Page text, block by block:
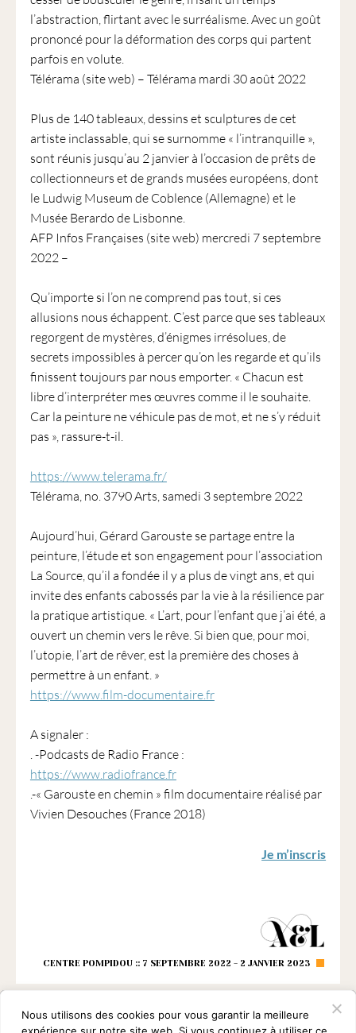
l’abstraction, flirtant avec le surréalisme. Avec un goût
prononcé pour la déformation des corps qui partent
parfois en volute.
Télérama (site web) – Télérama mardi 30 août 2022
Plus de 140 tableaux, dessins et sculptures de cet
artiste inclassable, qui se surnomme « l’intranquille »,
sont réunis jusqu’au 2 janvier à l’occasion de prêts de
collectionneurs et de grands musées européens, dont
le Ludwig Museum de Coblence (Allemagne) et le
Musée Berardo de Lisbonne.
AFP Infos Françaises (site web) mercredi 7 septembre
2022 –
Qu’importe si l’on ne comprend pas tout, si ces
allusions nous échappent. C’est parce que ses tableaux
regorgent de mystères, d’énigmes irrésolues, de
secrets impossibles à percer qu’on les regarde et qu’ils
finissent toujours par nous emporter. « Chacun est
libre d’interpréter mes œuvres comme il le souhaite.
Car la peinture ne véhicule pas de mot, et ne s’y réduit
pas », rassure-t-il.
https://www.telerama.fr/
Télérama, no. 3790 Arts, samedi 3 septembre 2022
Aujourd’hui, Gérard Garouste se partage entre la
peinture, l’étude et son engagement pour l’association
La Source, qu’il a fondée il y a plus de vingt ans, et qui
invite des enfants cabossés par la vie à la résilience par
la pratique artistique. « L’art, pour l’enfant que j’ai été, a
ouvert un chemin vers le rêve. Si bien que, pour moi,
l’utopie, l’art de rêver, est la première des choses à
permettre à un enfant. »
https://www.film-documentaire.fr
A signaler :
. -Podcasts de Radio France :
https://www.radiofrance.fr
.-« Garouste en chemin » film documentaire réalisé par
Vivien Desouches (France 2018)
Je m’inscris
CENTRE POMPIDOU :: 7 SEPTEMBRE 2022 - 2 JANVIER 2023
Nous utilisons des cookies pour vous garantir la meilleure